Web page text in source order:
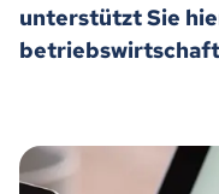
unterstützt Sie